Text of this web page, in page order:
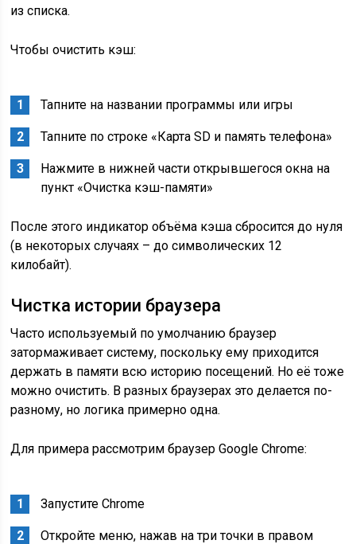
из списка.
Чтобы очистить кэш:
Тапните на названии программы или игры
Тапните по строке «Карта SD и память телефона»
Нажмите в нижней части открывшегося окна на
пункт «Очистка кэш-памяти»
После этого индикатор объёма кэша сбросится до нуля
(в некоторых случаях – до символических 12
килобайт).
Чистка истории браузера
Часто используемый по умолчанию браузер
затормаживает систему, поскольку ему приходится
держать в памяти всю историю посещений. Но её тоже
можно очистить. В разных браузерах это делается по-
разному, но логика примерно одна.
Для примера рассмотрим браузер Google Chrome:
Запустите Chrome
Откройте меню, нажав на три точки в правом